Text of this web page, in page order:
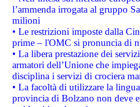
l’ammenda irrogata al gruppo
milioni
• Le restrizioni imposte dalla
prime – l'OMC si pronuncia di
• La libera prestazione dei
armatori dell’Unione che
disciplina i servizi di crociera
• La facoltà di utilizzare la
provincia di Bolzano non deve